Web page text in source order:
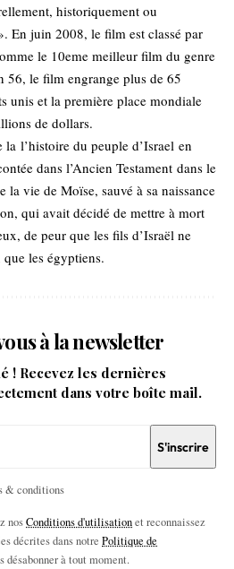
historiquement ou
En juin 2008, le film est classé par
le 10eme meilleur film du genre
56, le film engrange plus de 65
unis et la première place mondiale
de dollars.
l’histoire du peuple d’Israel en
dans l’Ancien Testament dans le
la vie de Moïse, sauvé à sa naissance
qui avait décidé de mettre à mort
de peur que les fils d’Israël ne
les égyptiens.
à la newsletter
! Recevez les dernières
dans votre boîte mail.
& conditions
nosConditions d'utilisationet reconnaissez
décrites dans notre Politique de
désabonner à tout moment.